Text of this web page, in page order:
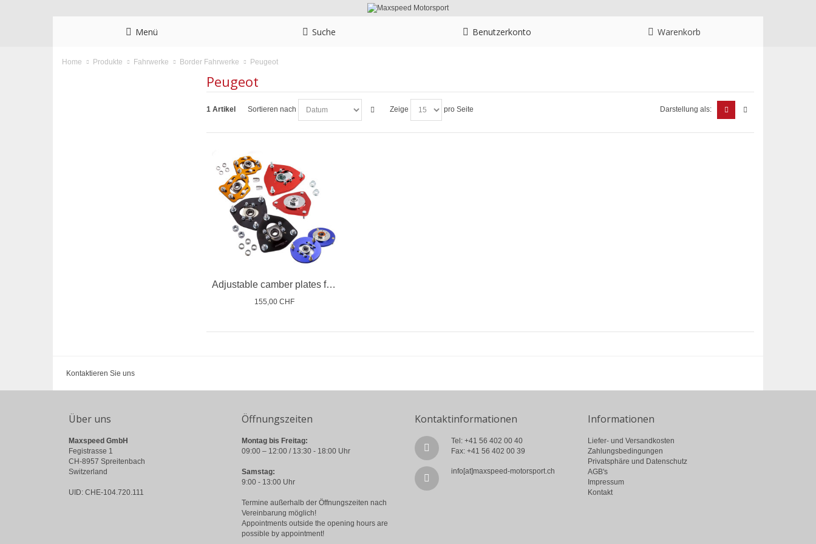
Menü Suche Benutzerkonto Warenkorb
Home Produkte Fahrwerke Border Fahrwerke Peugeot
Peugeot
1 Artikel Sortieren nach Zeige pro Seite Darstellung als:
Adjustable camber plates for coilovers
155,00 CHF
Kontaktieren Sie uns
Über uns
Maxspeed GmbH
Fegistrasse 1
CH-8957 Spreitenbach
Switzerland
UID: CHE-104.720.111
Öffnungszeiten
Montag bis Freitag:
09:00 – 12:00 / 13:30 - 18:00 Uhr
Samstag:
9:00 - 13:00 Uhr
Termine außerhalb der Öffnungszeiten nach
Vereinbarung möglich!
Appointments outside the opening hours are
possible by appointment!
Kontaktinformationen
Tel: +41 56 402 00 40
Fax: +41 56 402 00 39
info[at]maxspeed-motorsport.ch
Informationen
Liefer- und Versandkosten
Zahlungsbedingungen
Privatsphäre und Datenschutz
AGB's
Impressum
Kontakt